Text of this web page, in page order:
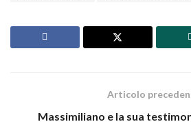
Articolo
Massimiliano e la sua